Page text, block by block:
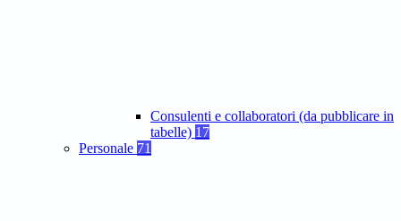
Consulenti e collaboratori (da pubblicare in
tabelle) 17
Personale 71